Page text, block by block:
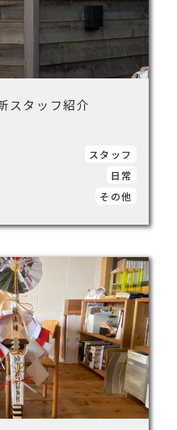
スタッフ紹介
スタッフ
日常
その他